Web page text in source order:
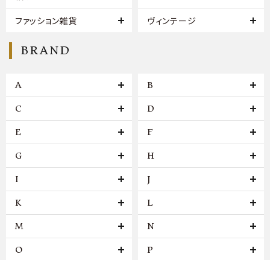
ファッション雑貨 ヴィンテージ
BRAND
A B
C D
E F
G H
I J
K L
M N
O P